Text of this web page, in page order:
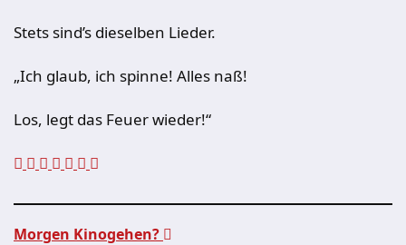
Stets sind’s dieselben Lieder.
„Ich glaub, ich spinne! Alles naß!
Los, legt das Feuer wieder!“
Morgen Kinogehen?